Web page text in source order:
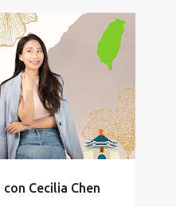
Cecilia Chen
CLASSE +